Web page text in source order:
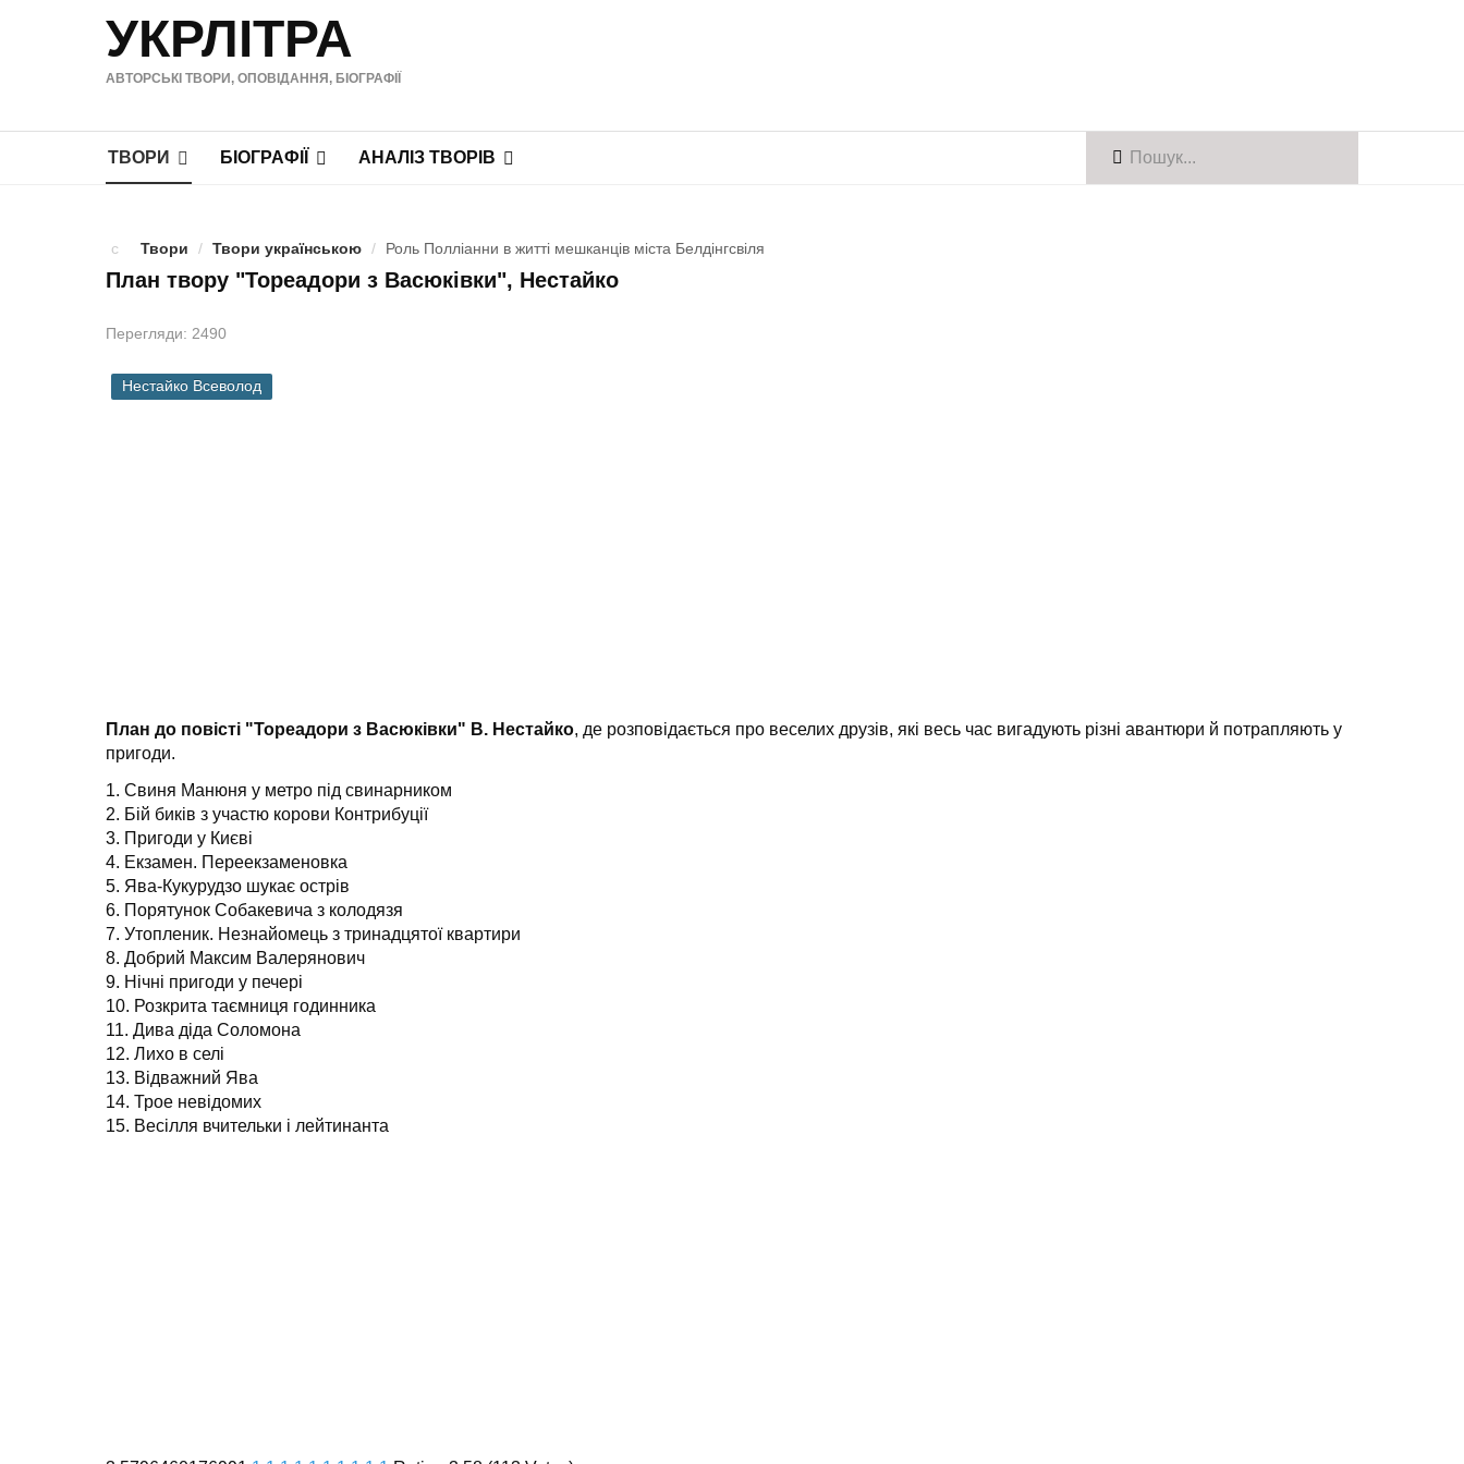
УКРЛІТРА
АВТОРСЬКІ ТВОРИ, ОПОВІДАННЯ, БІОГРАФІЇ
ТВОРИ БІОГРАФІЇ АНАЛІЗ ТВОРІВ
Твори / Твори українською / Роль Полліанни в житті мешканців міста Белдінгсвіля
План твору "Тореадори з Васюківки", Нестайко
Перегляди: 2490
Нестайко Всеволод
План до повісті "Тореадори з Васюківки" В. Нестайко, де розповідається про веселих друзів, які весь час вигадують різні авантюри й потрапляють у
пригоди.
1. Свиня Манюня у метро під свинарником
2. Бій биків з участю корови Контрибуції
3. Пригоди у Києві
4. Екзамен. Переекзаменовка
5. Ява-Кукурудзо шукає острів
6. Порятунок Собакевича з колодязя
7. Утопленик. Незнайомець з тринадцятої квартири
8. Добрий Максим Валерянович
9. Нічні пригоди у печері
10. Розкрита таємниця годинника
11. Дива діда Соломона
12. Лихо в селі
13. Відважний Ява
14. Трое невідомих
15. Весілля вчительки і лейтинанта